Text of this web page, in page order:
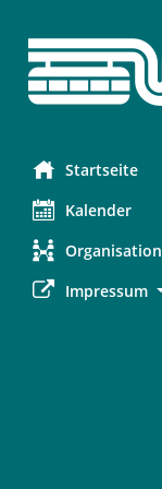
Startseite
Kalender
Organisation
Impressum